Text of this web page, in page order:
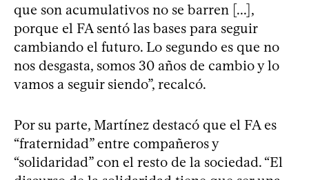
que son acumulativos no se barren [...],
porque el FA sentó las bases para seguir
cambiando el futuro. Lo segundo es que no
nos desgasta, somos 30 años de cambio y lo
vamos a seguir siendo”, recalcó.
Por su parte, Martínez destacó que el FA es
“fraternidad” entre compañeros y
“solidaridad” con el resto de la sociedad. “El